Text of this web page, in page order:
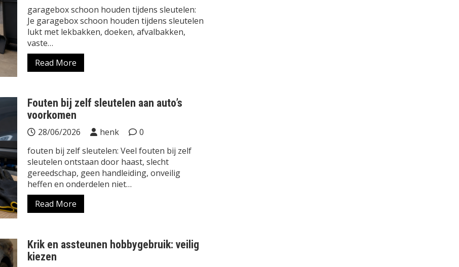
garagebox schoon houden tijdens sleutelen:
Je garagebox schoon houden tijdens sleutelen
lukt met lekbakken, doeken, afvalbakken,
vaste…
Read More
Fouten bij zelf sleutelen aan auto’s
voorkomen
28/06/2026 henk
0
fouten bij zelf sleutelen: Veel fouten bij zelf
sleutelen ontstaan door haast, slecht
gereedschap, geen handleiding, onveilig
heffen en onderdelen niet…
Read More
Krik en assteunen hobbygebruik: veilig
kiezen